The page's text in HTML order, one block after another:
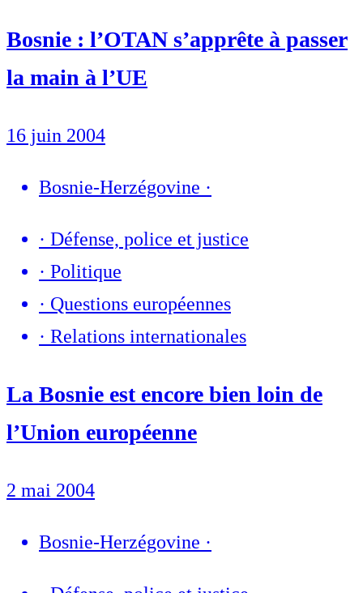
Bosnie : l’OTAN s’apprête à passer
la main à l’UE
16 juin 2004
Bosnie-Herzégovine ·
· Défense, police et justice
· Politique
· Questions européennes
· Relations internationales
La Bosnie est encore bien loin de
l’Union européenne
2 mai 2004
Bosnie-Herzégovine ·